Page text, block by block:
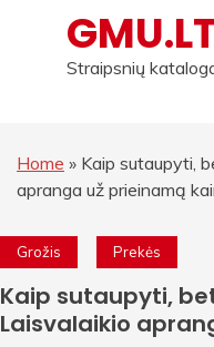
Straipsnių
Home » Kaip sutaupyti,
apranga už prieinamą
Grožis Prekės
Kaip sutaupyti,
Laisvalaikio